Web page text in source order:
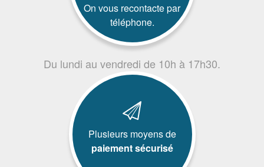
On vous recontacte par
téléphone.
Du lundi au vendredi de 10h à 17h30.
Plusieurs moyens de
paiement sécurisé